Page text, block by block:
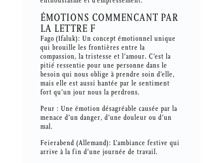
ÉMOTIONS COMMENCANT PAR
LA LETTRE F
Fago (Ifaluk): Un concept émotionnel unique
qui brouille les frontières entre la
compassion, la tristesse et l’amour. C’est la
pitié ressentie pour une personne dans le
besoin qui nous oblige à prendre soin d’elle,
mais elle est aussi hantée par le sentiment
fort qu’un jour nous la perdrons.
Peur : Une émotion désagréable causée par la
menace d’un danger, d’une douleur ou d’un
mal.
Feierabend (Allemand): L’ambiance festive qui
arrive à la fin d’une journée de travail.